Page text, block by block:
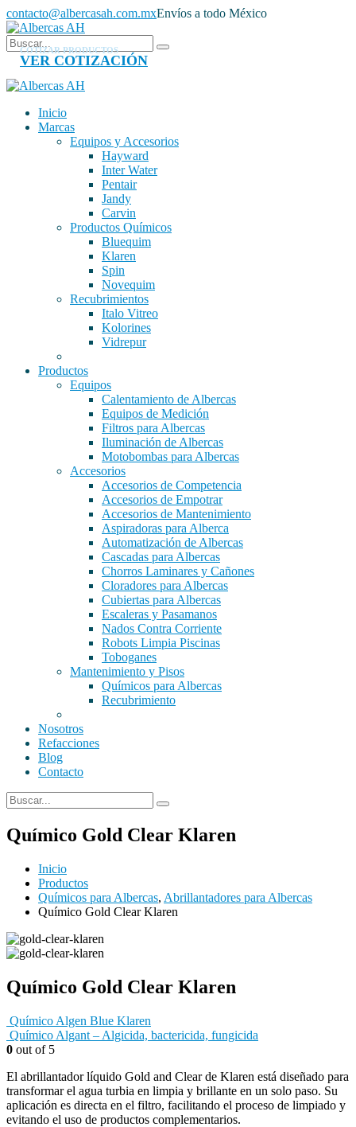
contacto@albercasah.com.mxEnvíos a todo México
COTIZAR PRODUCTOS
VER COTIZACIÓN
Inicio
Marcas
Equipos y Accesorios
Hayward
Inter Water
Pentair
Jandy
Carvin
Productos Químicos
Bluequim
Klaren
Spin
Novequim
Recubrimientos
Italo Vitreo
Kolorines
Vidrepur
Productos
Equipos
Calentamiento de Albercas
Equipos de Medición
Filtros para Albercas
Iluminación de Albercas
Motobombas para Albercas
Accesorios
Accesorios de Competencia
Accesorios de Empotrar
Accesorios de Mantenimiento
Aspiradoras para Alberca
Automatización de Albercas
Cascadas para Albercas
Chorros Laminares y Cañones
Cloradores para Albercas
Cubiertas para Albercas
Escaleras y Pasamanos
Nados Contra Corriente
Robots Limpia Piscinas
Toboganes
Mantenimiento y Pisos
Químicos para Albercas
Recubrimiento
Nosotros
Refacciones
Blog
Contacto
Químico Gold Clear Klaren
Inicio
Productos
Químicos para Albercas, Abrillantadores para Albercas
Químico Gold Clear Klaren
Químico Gold Clear Klaren
Químico Algen Blue Klaren
Químico Algant – Algicida, bactericida, fungicida
0 out of 5
El abrillantador líquido Gold and Clear de Klaren está diseñado para
transformar el agua turbia en limpia y brillante en un solo paso. Su
aplicación es directa en el filtro, facilitando el proceso de limpiado y
evitando el uso de productos complementarios.